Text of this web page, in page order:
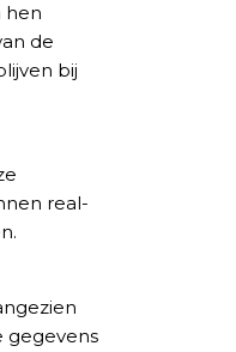
hen
de
bij
real-
gegevens